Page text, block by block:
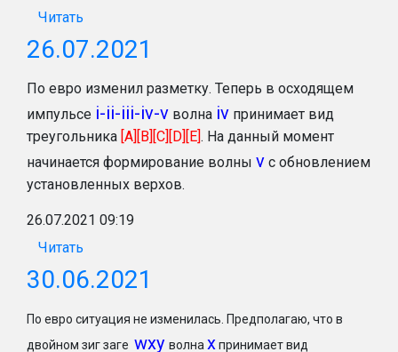
Читать
26.07.2021
По евро изменил разметку. Теперь в осходящем
импульсе i-ii-iii-iv-v волна iv принимает вид
треугольника [A][B][C][D][E] . На данный момент
начинается формирование волны v с обновлением
установленных верхов.
26.07.2021 09:19
Читать
30.06.2021
По евро ситуация не изменилась. Предполагаю, что в
двойном зиг заге wxy волнаxпринимает вид